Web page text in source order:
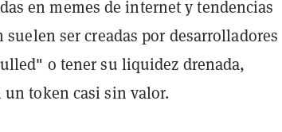
en memes de internet y tendencias
ser creadas por desarrolladores
o tener su liquidez drenada,
un token casi sin valor.